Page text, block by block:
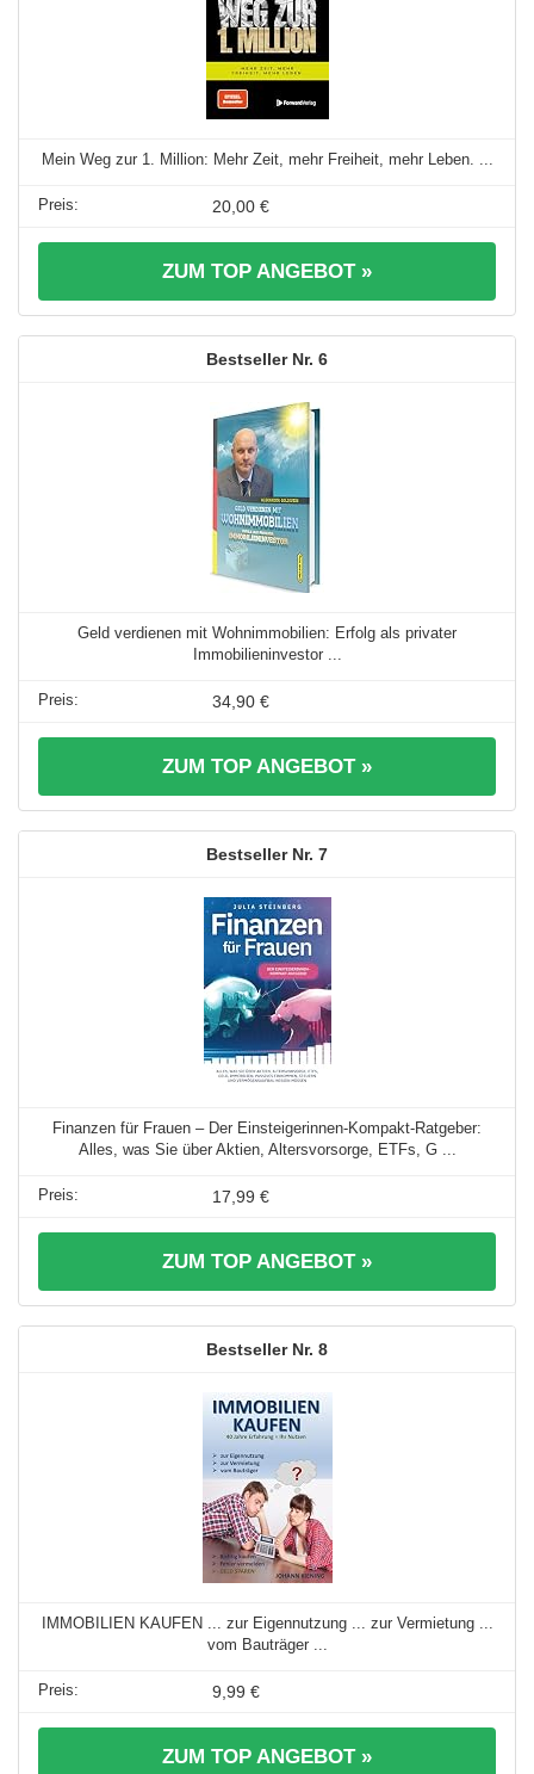
Mein Weg zur 1. Million: Mehr Zeit, mehr Freiheit, mehr Leben. ...
20,00 €
ZUM TOP ANGEBOT »
6
Geld verdienen mit Wohnimmobilien: Erfolg als privater
Immobilieninvestor ...
34,90 €
ZUM TOP ANGEBOT »
7
Finanzen für Frauen – Der Einsteigerinnen-Kompakt-Ratgeber:
Alles, was Sie über Aktien, Altersvorsorge, ETFs, G ...
17,99 €
ZUM TOP ANGEBOT »
8
IMMOBILIEN KAUFEN ... zur Eigennutzung ... zur Vermietung ...
vom Bauträger ...
9,99 €
ZUM TOP ANGEBOT »